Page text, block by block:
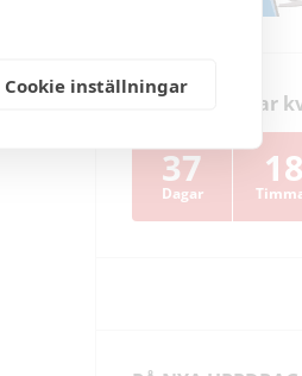
Cookie inställningar
Dagar
37
Dagar
18